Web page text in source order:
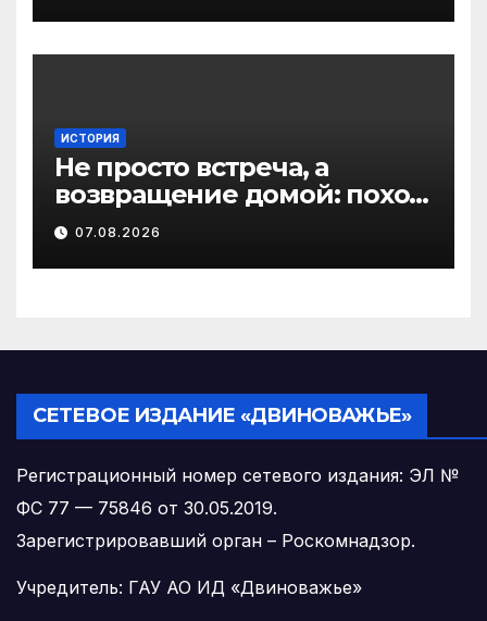
ИСТОРИЯ
Не просто встреча, а
возвращение домой: поход
на родину предков в
Виноградовском округе
07.08.2026
СЕТЕВОЕ ИЗДАНИЕ «ДВИНОВАЖЬЕ»
Регистрационный номер сетевого издания: ЭЛ №
ФС 77 — 75846 от 30.05.2019.
Зарегистрировавший орган – Роскомнадзор.
Учредитель: ГАУ АО ИД «Двиноважье»